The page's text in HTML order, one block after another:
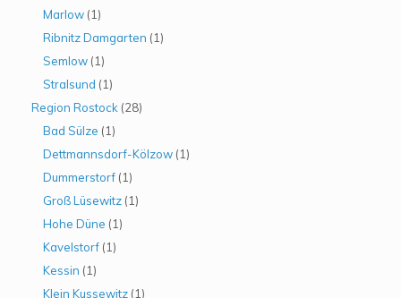
Marlow (1)
Ribnitz Damgarten (1)
Semlow (1)
Stralsund (1)
Region Rostock (28)
Bad Sülze (1)
Dettmannsdorf-Kölzow (1)
Dummerstorf (1)
Groß Lüsewitz (1)
Hohe Düne (1)
Kavelstorf (1)
Kessin (1)
Klein Kussewitz (1)